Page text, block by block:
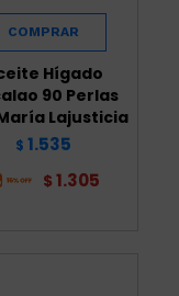
Hígado
90 Perlas
Lajusticia
$ 1.535
$ 1.305